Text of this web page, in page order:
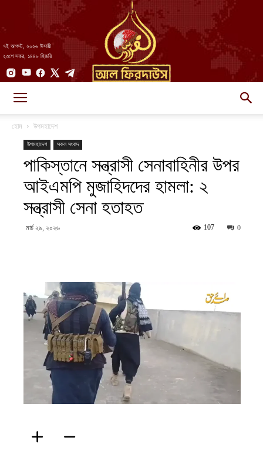
৭ই আগস্ট, ২০২৬ ঈসায়ী
২৩শে সফর, ১৪৪৮ হিজরি
||
আল-
হোম উপমহাদেশ
উপমহাদেশ সকল সংবাদ
পাকিস্তানে সন্ত্রাসী সেনাবাহিনীর উপর
আইএমপি মুজাহিদদের হামলা: ২
সন্ত্রাসী সেনা হতাহত
মার্চ ২৯, ২০২৬ 0
107